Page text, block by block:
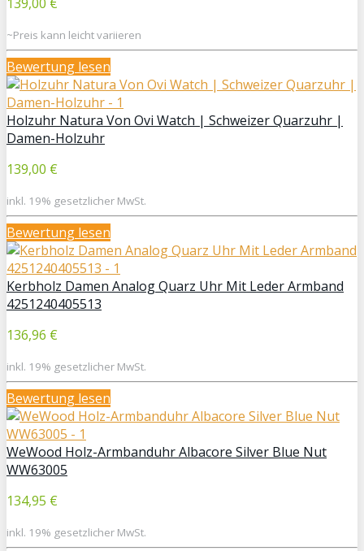
~Preis kann leicht variieren
Bewertung lesen
Holzuhr Natura Von Ovi Watch | Schweizer Quarzuhr |
Damen-Holzuhr
139,00 €
inkl. 19% gesetzlicher MwSt.
Bewertung lesen
Kerbholz Damen Analog Quarz Uhr Mit Leder Armband
4251240405513
136,96 €
inkl. 19% gesetzlicher MwSt.
Bewertung lesen
WeWood Holz-Armbanduhr Albacore Silver Blue Nut
WW63005
134,95 €
inkl. 19% gesetzlicher MwSt.